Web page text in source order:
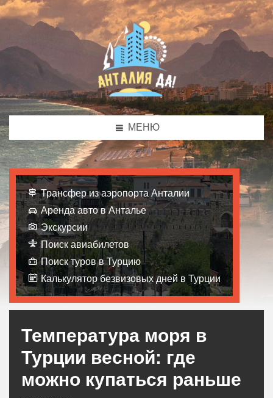
МЕНЮ
Трансфер из аэропорта Анталии
Аренда авто в Анталье
Экскурсии
Поиск авиабилетов
Поиск туров в Турцию
Калькулятор безвизовых дней в Турции
Температура моря в
Турции весной: где
можно купаться раньше